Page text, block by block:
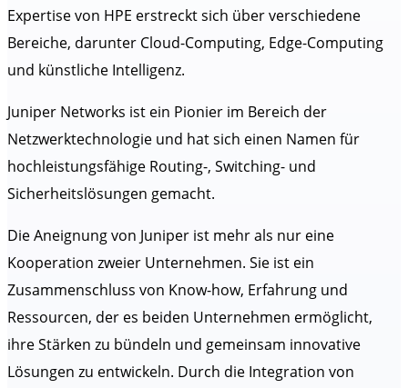
Expertise von HPE erstreckt sich über verschiedene
Bereiche, darunter Cloud-Computing, Edge-Computing
und künstliche Intelligenz.
Juniper Networks ist ein Pionier im Bereich der
Netzwerktechnologie und hat sich einen Namen für
hochleistungsfähige Routing-, Switching- und
Sicherheitslösungen gemacht.
Die Aneignung von Juniper ist mehr als nur eine
Kooperation zweier Unternehmen. Sie ist ein
Zusammenschluss von Know-how, Erfahrung und
Ressourcen, der es beiden Unternehmen ermöglicht,
ihre Stärken zu bündeln und gemeinsam innovative
Lösungen zu entwickeln. Durch die Integration von